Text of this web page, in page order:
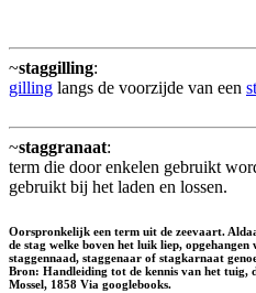
~staggilling:
gilling langs de voorzijde van een
~staggranaat:
term die door enkelen gebruikt
gebruikt bij het laden en lossen.
Oorspronkelijk een term uit de zeevaart.
de stag welke boven het luik liep, opgehangen
staggennaad, staggenaar of stagkarnaat
Bron: Handleiding tot de kennis van het tuig,
Mossel, 1858 Via googlebooks.